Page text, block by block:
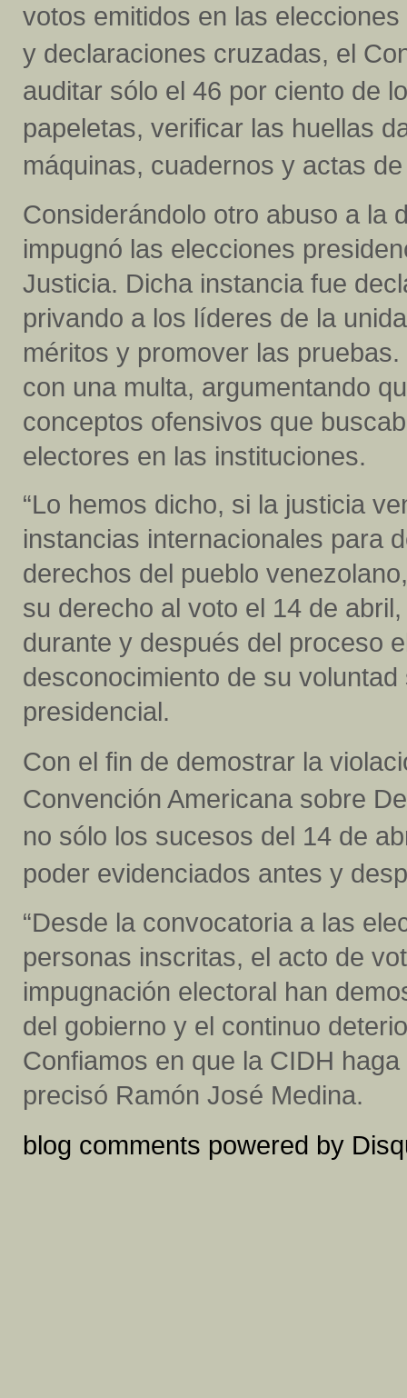
votos emitidos en las
y declaraciones cruzadas, el
auditar sólo el 46 por ciento de
papeletas, verificar las huellas
máquinas, cuadernos y actas
Considerándolo otro abuso a la
impugnó las elecciones
Justicia. Dicha instancia fue
privando a los líderes de la
méritos y promover las
con una multa, argumentando
conceptos ofensivos que
electores en las instituciones.
“Lo hemos dicho, si la justicia
instancias internacionales para
derechos del pueblo
su derecho al voto el 14 de
durante y después del proceso
desconocimiento de su
presidencial.
Con el fin de demostrar la
Convención Americana sobre
no sólo los sucesos del 14 de
poder evidenciados antes y
“Desde la convocatoria a las
personas inscritas, el acto de
impugnación electoral han
del gobierno y el continuo
Confiamos en que la CIDH
precisó Ramón José Medina.
blog comments powered by